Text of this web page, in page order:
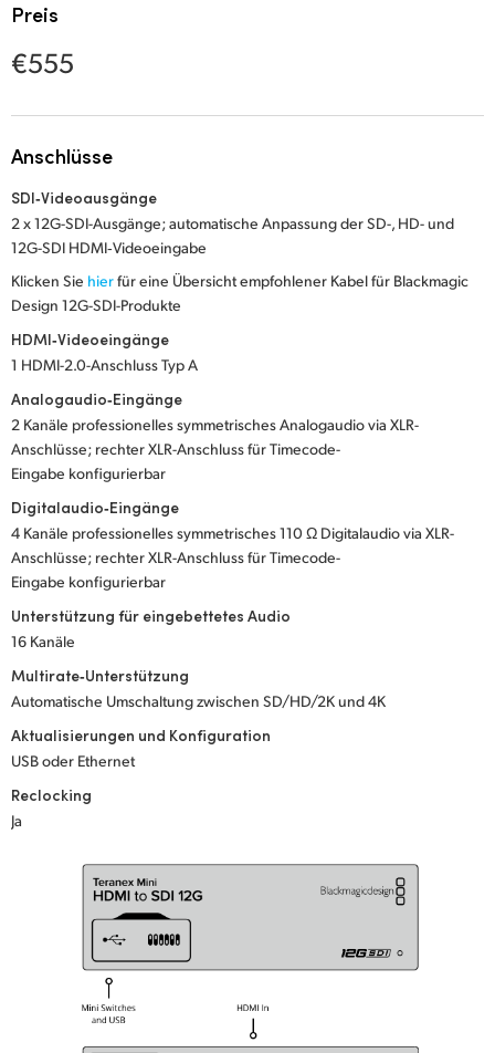
Norway
Poland
Portugal
Singapore
Spain
Sweden
Chinese Taipei
Turkey
UAE
Ukraine
United Kingdom
United States
Preis
€555
Anschlüsse
SDI‑Videoausgänge
2 x 12G-SDI-Ausgänge; automatische Anpassung der SD-, HD- und
12G-SDI HDMI‑Videoeingabe
Klicken Sie hierfür eine Übersicht empfohlener Kabel für Blackmagic
Design 12G-SDI-Produkte
HDMI‑Videoeingänge
1 HDMI-2.0-Anschluss Typ A
Analogaudio‑Eingänge
2 Kanäle professionelles symmetrisches Analogaudio via XLR-
Anschlüsse; rechter XLR-Anschluss für Timecode-
Eingabe konfigurierbar
Digitalaudio‑Eingänge
4 Kanäle professionelles symmetrisches 110 Ω Digitalaudio via XLR-
Anschlüsse; rechter XLR-Anschluss für Timecode-
Eingabe konfigurierbar
Unterstützung für eingebettetes Audio
16 Kanäle
Multirate‑Unterstützung
Automatische Umschaltung zwischen SD/HD/2K und 4K
Aktualisierungen und Konfiguration
USB oder Ethernet
Reclocking
Ja